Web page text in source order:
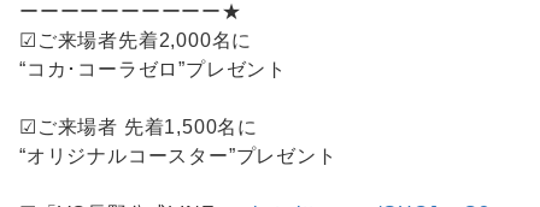
ーーーーーーーーーー★
☑︎ご来場者先着2,000名に
“コカ･コーラゼロ”プレゼント
☑︎ご来場者 先着1,500名に
“オリジナルコースター”プレゼント